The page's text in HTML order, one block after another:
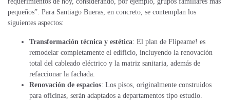
pequeños”. Para Santiago Bueras, en concreto, se contemplan los
siguientes aspectos:
Transformación técnica y estética: El plan de Flipeame! es
remodelar completamente el edificio, incluyendo la renovación
total del cableado eléctrico y la matriz sanitaria, además de
refaccionar la fachada.
Renovación de espacios: Los pisos, originalmente construidos
para oficinas, serán adaptados a departamentos tipo estudio.